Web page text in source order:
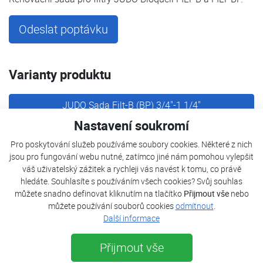
Nastavení soukromí
Pro poskytování služeb používáme soubory cookies. Některé z nich
jsou pro fungování webu nutné, zatímco jiné nám pomohou vylepšit
váš uživatelský zážitek a rychleji vás navést k tomu, co právě
hledáte. Souhlasíte s používáním všech cookies? Svůj souhlas
můžete snadno definovat kliknutím na tlačítko Přijmout všenebo
můžete používání souborů cookiesodmítnout
Další informace
Přijmout vše
Odeslat poptávku
Varianty produktu
JUDO Sada Filt-B (BP) 3/4"-1 1/4"
Popis
Parametry
Dokumenty